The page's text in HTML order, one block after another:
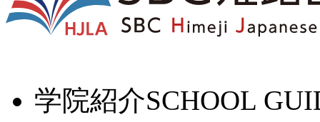
学院紹介SCHOOL